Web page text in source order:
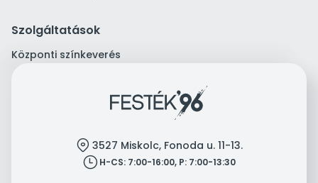
Szolgáltatások
Központi színkeverés
location 3527 Miskolc, Fonoda u. 11-13.
clock H-CS: 7:00-16:00, P: 7:00-13:30